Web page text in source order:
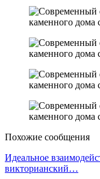
Похожие сообщения
Идеальное
викторианский…